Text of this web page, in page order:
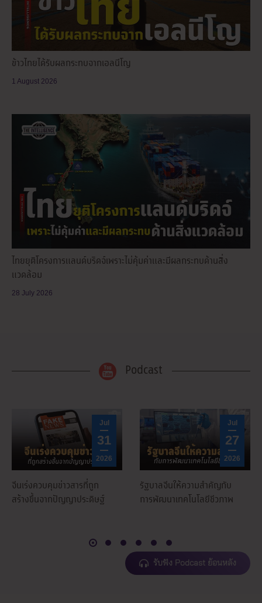
ข้าวไทยได้รับผลกระทบจากเอลนีโญ
1 August 2026
ไทยยุติโครงการแลนด์บริดจ์เพราะไม่คุ้มค่าและมีผลกระทบด้านสิ่ง
แวดล้อม
28 July 2026
Podcast
Jul
31
2026
จีนเร่งควบคุมข่าวสารที่ถูก
สร้างขึ้นจากปัญญาประดิษฐ์
Jul
27
2026
รัฐบาลจีนให้ความสำคัญกับ
การพัฒนาเทคโนโลยีชีวภาพ
รับฟัง Podcast ย้อนหลัง